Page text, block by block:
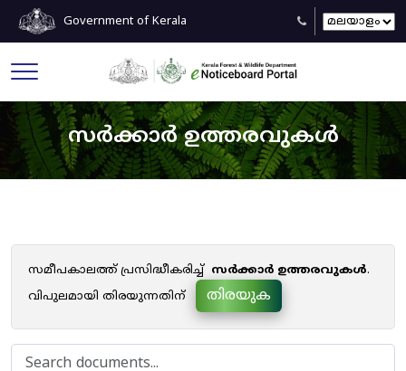
Government of Kerala
സർക്കാർ ഉത്തരവുകൾ
സമീപകാലത്ത് പ്രസിദ്ധീകരിച്ച് സർക്കാർ ഉത്തരവുകൾ.
വിപുലമായി തിരയുന്നതിന്
തിരയുക